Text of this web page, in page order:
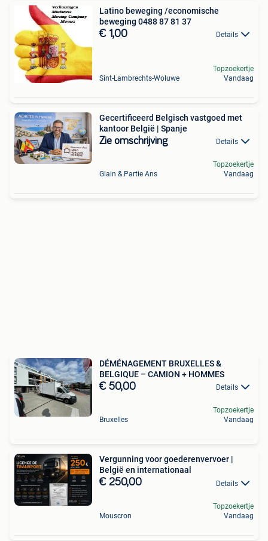
Latino beweging /economische
beweging 0488 87 81 37
€ 1,00 Details
Sint-Lambrechts-Woluwe
Topzoekertje
Vandaag
Gecertificeerd Belgisch vastgoed met
kantoor België | Spanje
Zie omschrijving Details
Glain & Partie Ans
Topzoekertje
Vandaag
DÉMÉNAGEMENT BRUXELLES &
BELGIQUE – CAMION + HOMMES
€ 50,00 Details
Bruxelles
Topzoekertje
Vandaag
Vergunning voor goederenvervoer |
België en internationaal
€ 250,00 Details
Mouscron
Topzoekertje
Vandaag